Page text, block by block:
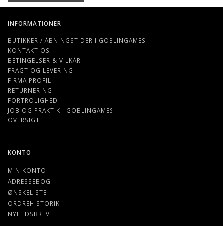
INFORMATIONER
BUTIKKER / ÅBNINGSTIDER I GOBLINGAMES
KONTAKT OS
BETINGELSER & VILKÅR
FRAGT OG LEVERING
FIRMA PROFIL
RETURNERING
FORTROLIGHED
JOB OG PRAKTIK I GOBLINGAMES
OVERSIGT
KONTO
MIN KONTO
ADRESSEBOG
ØNSKELISTE
ORDREHISTORIK
NYHEDSBREV